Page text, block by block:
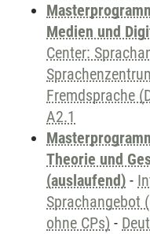
Medien und
Center:
Fremdsprache
A2.1
Theorie und
(auslaufend) -
Sprachangebot
ohne CPs) -